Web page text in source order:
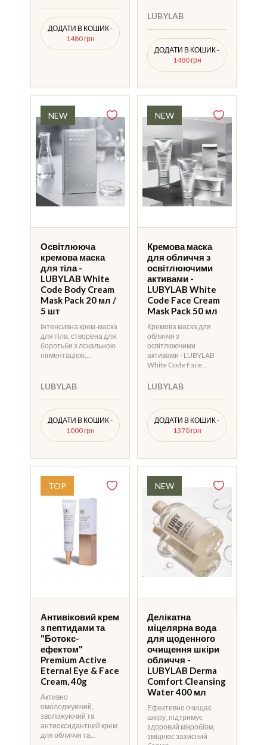
ДОДАТИ В КОШИК -
1480 грн
LUBYLAB
ДОДАТИ В КОШИК -
1480 грн
Освітлююча
кремова маска
для тіла -
LUBYLAB White
Code Body Cream
Mask Pack 20 мл /
5 шт
Інтенсивна крем-маска
для тіла, створена для
боротьби з локальною
пігментацією,…
LUBYLAB
ДОДАТИ В КОШИК -
1000 грн
Кремова маска
для обличчя з
освітлюючими
активами -
LUBYLAB White
Code Face Cream
Mask Pack 50 мл
Кремова маска для
обличчя з
освітлюючими
активами - LUBYLAB
White Code Face…
LUBYLAB
ДОДАТИ В КОШИК -
1370 грн
Антивіковий крем
з пептидами та
"Ботокс-
ефектом"
Premium Active
Eternal Eye & Face
Cream, 40g
Активно
омолоджуючий,
зволожуючий та
антиоксидантний крем
для обличчя та…
Делікатна
міцелярна вода
для щоденного
очищення шкіри
обличчя -
LUBYLAB Derma
Comfort Cleansing
Water 400 мл
Ефективно очищає
шкіру, підтримує
здоровий мікробіом,
зміцнює захисний